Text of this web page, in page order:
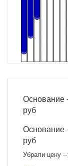
Основание
руб
Основание
руб
Убрали цену --